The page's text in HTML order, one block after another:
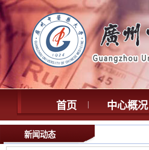
首页 中心概况
新闻动态